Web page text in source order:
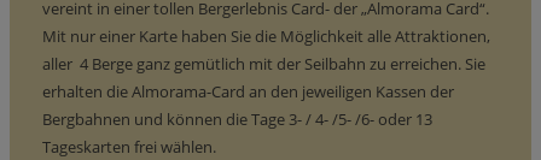
vereint in einer tollen Bergerlebnis Card- der „Almorama Card“.
Mit nur einer Karte haben Sie die Möglichkeit alle Attraktionen,
aller 4 Berge ganz gemütlich mit der Seilbahn zu erreichen. Sie
erhalten die Almorama-Card an den jeweiligen Kassen der
Bergbahnen und können die Tage 3- / 4- /5- /6- oder 13
Tageskarten frei wählen.